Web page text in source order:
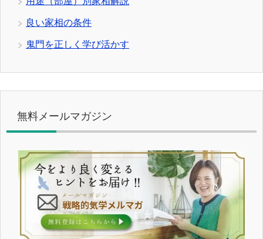
良い家相の条件
鬼門を正しく学び活かす
無料メールマガジン